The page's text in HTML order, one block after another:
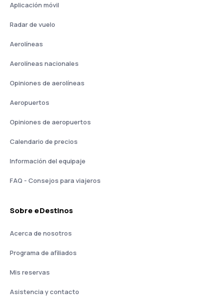
Aplicación móvil
Radar de vuelo
Aerolíneas
Aerolíneas nacionales
Opiniones de aerolíneas
Aeropuertos
Opiniones de aeropuertos
Calendario de precios
Información del equipaje
FAQ - Consejos para viajeros
Sobre eDestinos
Acerca de nosotros
Programa de afiliados
Mis reservas
Asistencia y contacto